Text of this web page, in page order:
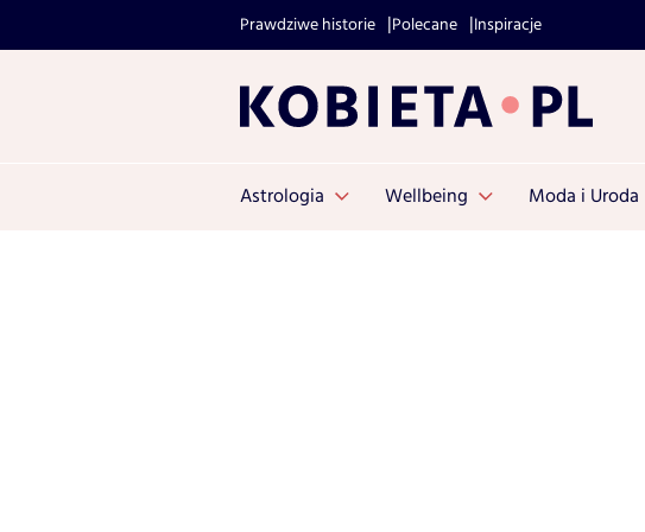
Prawdziwe historie Polecane Inspiracje
Astrologia Wellbeing Moda i Uroda